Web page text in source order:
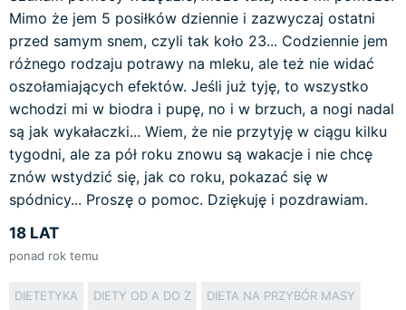
Mimo że jem 5 posiłków dziennie i zazwyczaj ostatni
przed samym snem, czyli tak koło 23... Codziennie jem
różnego rodzaju potrawy na mleku, ale też nie widać
oszołamiających efektów. Jeśli już tyję, to wszystko
wchodzi mi w biodra i pupę, no i w brzuch, a nogi nadal
są jak wykałaczki... Wiem, że nie przytyję w ciągu kilku
tygodni, ale za pół roku znowu są wakacje i nie chcę
znów wstydzić się, jak co roku, pokazać się w
spódnicy... Proszę o pomoc. Dziękuję i pozdrawiam.
18 LAT
ponad rok temu
DIETETYKA DIETY OD A DO Z DIETA NA PRZYBÓR MASY